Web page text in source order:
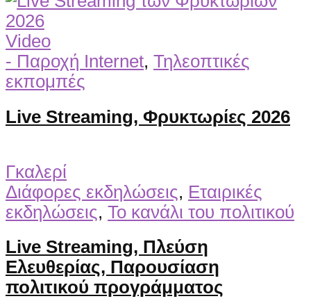
Video
- Παροχή Internet, Τηλεοπτικές
εκπομπές
Live Streaming, Φρυκτωρίες 2026
Γκαλερί
Διάφορες εκδηλώσεις, Εταιρικές
εκδηλώσεις, Το κανάλι του πολιτικού
Live Streaming, Πλεύση
Ελευθερίας, Παρουσίαση
πολιτικού προγράμματος